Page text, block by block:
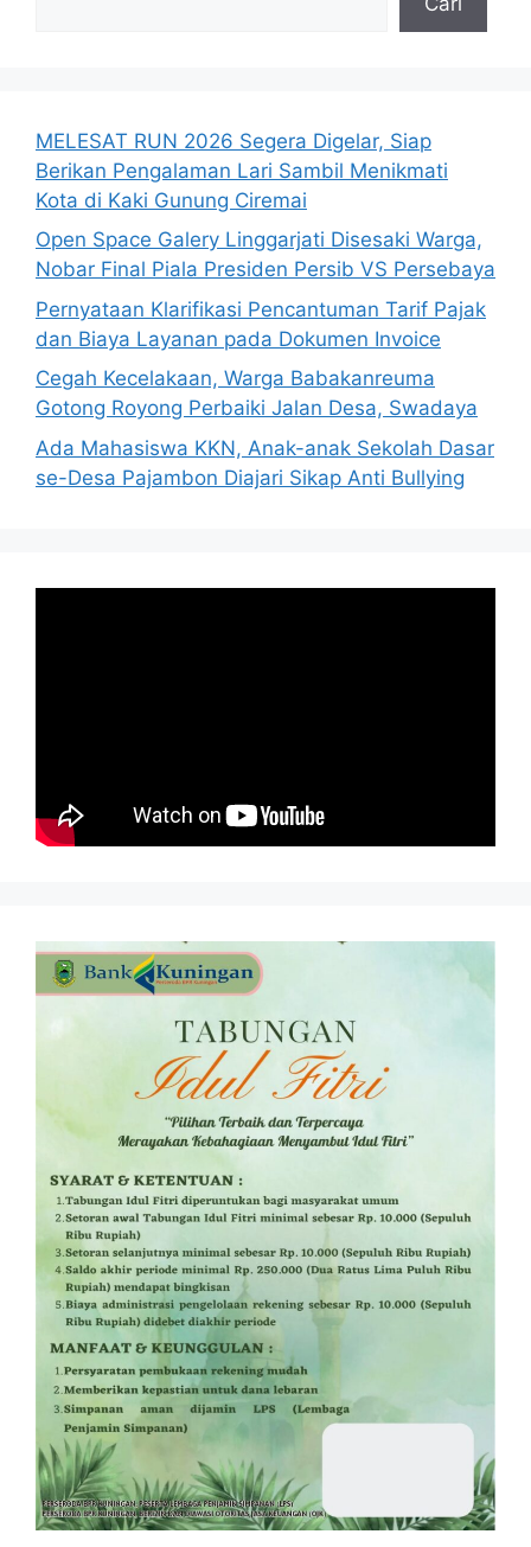
MELESAT RUN 2026 Segera Digelar, Siap
Berikan Pengalaman Lari Sambil Menikmati
Kota di Kaki Gunung Ciremai
Open Space Galery Linggarjati Disesaki Warga,
Nobar Final Piala Presiden Persib VS Persebaya
Pernyataan Klarifikasi Pencantuman Tarif Pajak
dan Biaya Layanan pada Dokumen Invoice
Cegah Kecelakaan, Warga Babakanreuma
Gotong Royong Perbaiki Jalan Desa, Swadaya
Ada Mahasiswa KKN, Anak-anak Sekolah Dasar
se-Desa Pajambon Diajari Sikap Anti Bullying